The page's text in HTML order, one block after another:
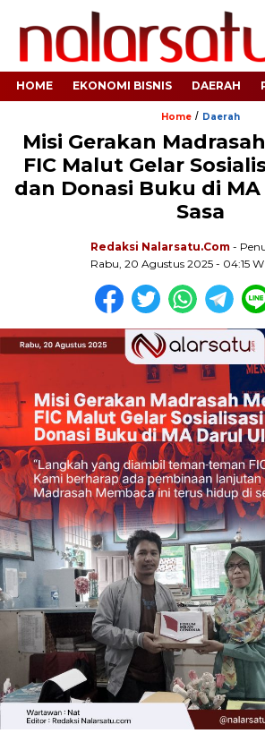
HOME EKONOMI BISNIS DAERAH
Home / Daerah
Misi Gerakan
FIC Malut Gelar
dan Donasi Buku di
Sasa
Redaksi Nalarsatu.com -
Rabu, 20 Agustus 2025 - 04:15